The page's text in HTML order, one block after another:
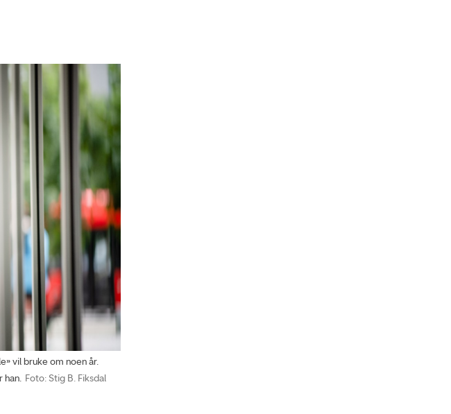
vil bruke om noen år.
han. Foto: Stig B. Fiksdal